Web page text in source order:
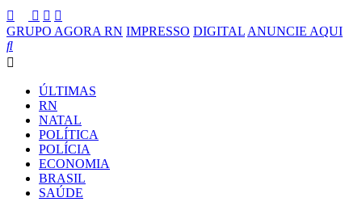
GRUPO AGORA RN IMPRESSO DIGITAL ANUNCIE AQUI
ÚLTIMAS
RN
NATAL
POLÍTICA
POLÍCIA
ECONOMIA
BRASIL
SAÚDE